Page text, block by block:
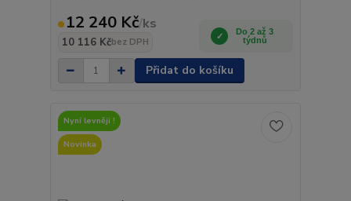
12 240 Kč/ks
10 116 Kčbez DPH
Do 2 až 3
týdnů
Přidat do košíku
Nyní levněji !
Novinka